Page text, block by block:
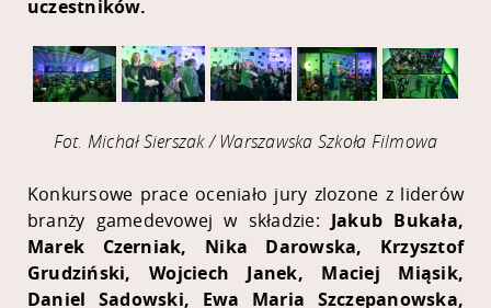
uczestników.
Fot. Michał Sierszak / Warszawska Szkoła Filmowa
Konkursowe prace oceniało jury zlozone z liderów
branży gamedevowej w składzie: Jakub Bukała,
Marek Czerniak, Nika Darowska, Krzysztof
Grudziński, Wojciech Janek, Maciej Miąsik,
Daniel Sadowski, Ewa Maria Szczepanowska,